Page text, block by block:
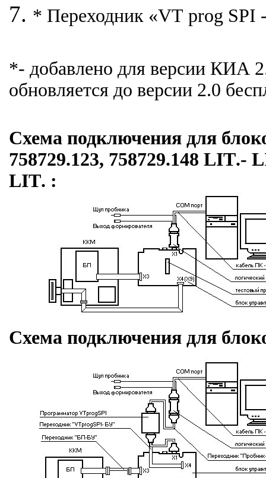
* Переходник «VT prog SPI
*- добавлено для версии КИА
обновляется до версии 2.0
Схема подключения для
758729.123, 758729.148 LIT.-
LIT. :
Схема подключения для